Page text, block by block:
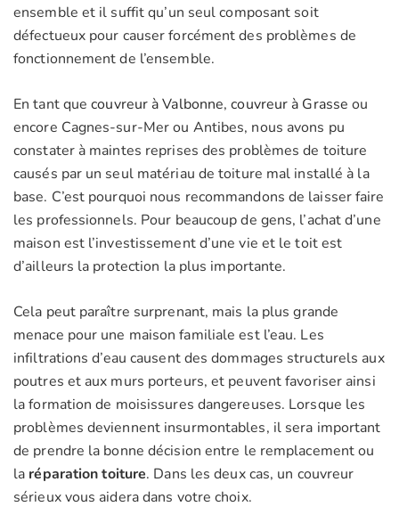
ensemble et il suffit qu’un seul composant soit
défectueux pour causer forcément des problèmes de
fonctionnement de l’ensemble.
En tant quecouvreur à Valbonne,couvreur à Grasse ou
encore Cagnes-sur-Mer ou Antibes, nous avons pu
constater à maintes reprises des problèmes de toiture
causés par un seul matériau de toiture mal installé à la
base. C’est pourquoi nous recommandons de laisser faire
les professionnels. Pour beaucoup de gens, l’achat d’une
maison est l’investissement d’une vie et le toit est
d’ailleurs la protection la plus importante.
Cela peut paraître surprenant, mais la plus grande
menace pour une maison familiale est l’eau. Les
infiltrations d’eau causent des dommages structurels aux
poutres et aux murs porteurs, et peuvent favoriser ainsi
la formation de moisissures dangereuses. Lorsque les
problèmes deviennent insurmontables, il sera important
de prendre la bonne décision entre le remplacement ou
la réparation toiture. Dans les deux cas, un couvreur
sérieux vous aidera dans votre choix.